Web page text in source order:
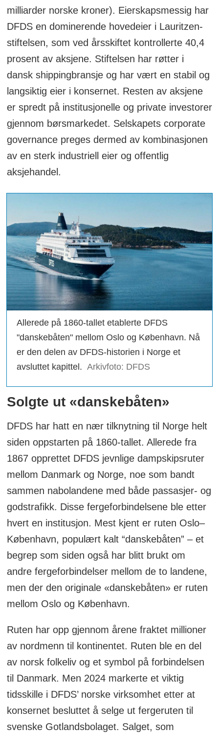
milliarder norske kroner). Eierskapsmessig har
DFDS en dominerende hovedeier i Lauritzen-
stiftelsen, som ved årsskiftet kontrollerte 40,4
prosent av aksjene. Stiftelsen har røtter i
dansk shippingbransje og har vært en stabil og
langsiktig eier i konsernet. Resten av aksjene
er spredt på institusjonelle og private investorer
gjennom børsmarkedet. Selskapets corporate
governance preges dermed av kombinasjonen
av en sterk industriell eier og offentlig
aksjehandel.
Allerede på 1860-tallet etablerte DFDS
"danskebåten" mellom Oslo og København. Nå
er den delen av DFDS-historien i Norge et
avsluttet kapittel. Arkivfoto: DFDS
Solgte ut «danskebåten»
DFDS har hatt en nær tilknytning til Norge helt
siden oppstarten på 1860-tallet. Allerede fra
1867 opprettet DFDS jevnlige dampskipsruter
mellom Danmark og Norge, noe som bandt
sammen nabolandene med både passasjer- og
godstrafikk. Disse fergeforbindelsene ble etter
hvert en institusjon. Mest kjent er ruten Oslo–
København, populært kalt “danskebåten” – et
begrep som siden også har blitt brukt om
andre fergeforbindelser mellom de to landene,
men der den originale «danskebåten» er ruten
mellom Oslo og København.
Ruten har opp gjennom årene fraktet millioner
av nordmenn til kontinentet. Ruten ble en del
av norsk folkeliv og et symbol på forbindelsen
til Danmark. Men 2024 markerte et viktig
tidsskille i DFDS’ norske virksomhet etter at
konsernet besluttet å selge ut fergeruten til
svenske Gotlandsbolaget. Salget, som